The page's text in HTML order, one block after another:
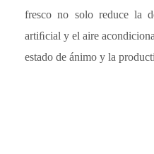
fresco no solo reduce la
artiﬁcial y el aire
estado de ánimo y la